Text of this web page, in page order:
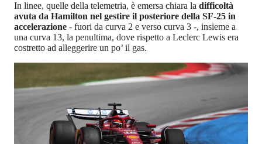
In linee, quelle della telemetria, è emersa chiara la difficoltà
avuta da Hamilton nel gestire il posteriore della SF-25 in
accelerazione - fuori da curva 2 e verso curva 3 -, insieme a
una curva 13, la penultima, dove rispetto a Leclerc Lewis era
costretto ad alleggerire un po’ il gas.